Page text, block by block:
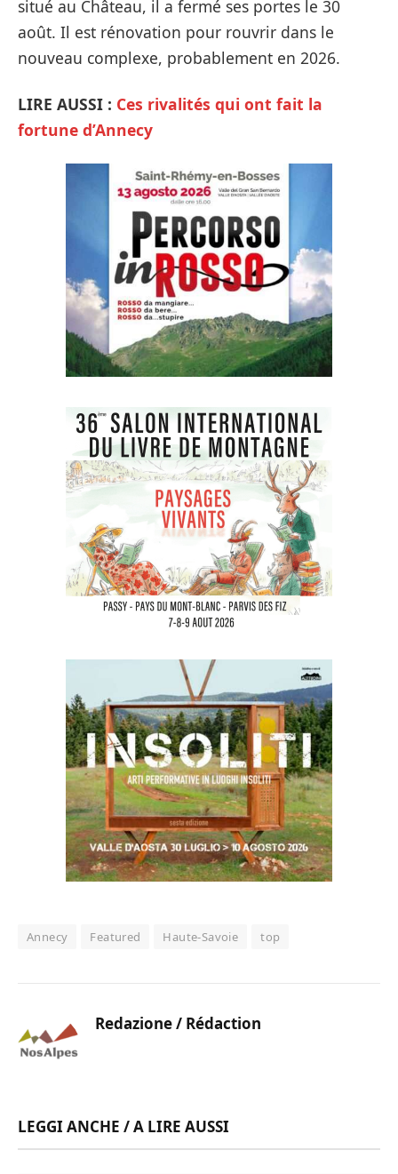
situé au Château, il a fermé ses portes le 30
août. Il est rénovation pour rouvrir dans le
nouveau complexe, probablement en 2026.
LIRE AUSSI : Ces rivalités qui ont fait la
fortune d’Annecy
Annecy Featured Haute-Savoie top
Redazione / Rédaction
LEGGI ANCHE / A LIRE AUSSI